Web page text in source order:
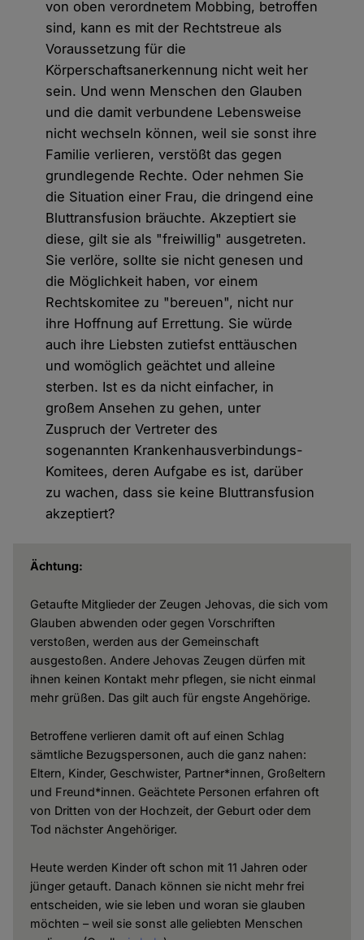
von oben verordnetem Mobbing, betroffen
sind, kann es mit der Rechtstreue als
Voraussetzung für die
Körperschaftsanerkennung nicht weit her
sein. Und wenn Menschen den Glauben
und die damit verbundene Lebensweise
nicht wechseln können, weil sie sonst ihre
Familie verlieren, verstößt das gegen
grundlegende Rechte. Oder nehmen Sie
die Situation einer Frau, die dringend eine
Bluttransfusion bräuchte. Akzeptiert sie
diese, gilt sie als "freiwillig" ausgetreten.
Sie verlöre, sollte sie nicht genesen und
die Möglichkeit haben, vor einem
Rechtskomitee zu "bereuen", nicht nur
ihre Hoffnung auf Errettung. Sie würde
auch ihre Liebsten zutiefst enttäuschen
und womöglich geächtet und alleine
sterben. Ist es da nicht einfacher, in
großem Ansehen zu gehen, unter
Zuspruch der Vertreter des
sogenannten Krankenhausverbindungs-
Komitees, deren Aufgabe es ist, darüber
zu wachen, dass sie keine Bluttransfusion
akzeptiert?
Ächtung:
Getaufte Mitglieder der Zeugen Jehovas, die sich vom
Glauben abwenden oder gegen Vorschriften
verstoßen, werden aus der Gemeinschaft
ausgestoßen. Andere Jehovas Zeugen dürfen mit
ihnen keinen Kontakt mehr pflegen, sie nicht einmal
mehr grüßen. Das gilt auch für engste Angehörige.
Betroffene verlieren damit oft auf einen Schlag
sämtliche Bezugspersonen, auch die ganz nahen:
Eltern, Kinder, Geschwister, Partner*innen, Großeltern
und Freund*innen. Geächtete Personen erfahren oft
von Dritten von der Hochzeit, der Geburt oder dem
Tod nächster Angehöriger.
Heute werden Kinder oft schon mit 11 Jahren oder
jünger getauft. Danach können sie nicht mehr frei
entscheiden, wie sie leben und woran sie glauben
möchten – weil sie sonst alle geliebten Menschen